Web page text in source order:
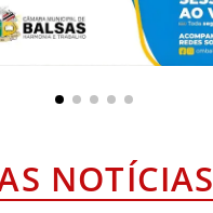
NOTÍCIAS